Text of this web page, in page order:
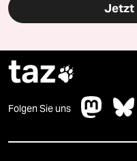
Jetzt
taz
Folgen Sie uns